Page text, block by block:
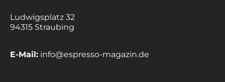
Ludwigsplatz 32
94315 Straubing
E-Mail: info@espresso-magazin.de